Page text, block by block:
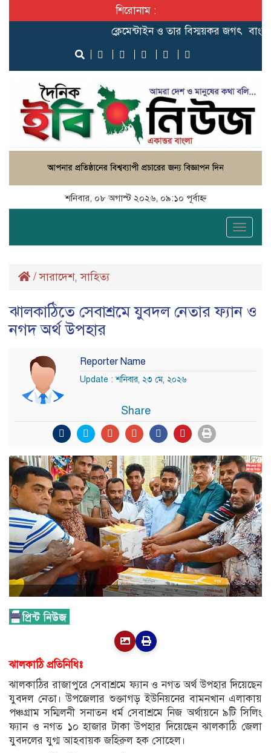
শিরোনাম :
ক্লেমেন্টাইন ও তার বিস্ময়কর জগৎ বাংলাদেশ
শনিবার, ০৮ অগাস্ট ২০২৬, ০৯:১০ পূর্বাহ্ন
Toggle
/সারাদেশ,সাহিত্য
ঝালকাঠিতে সেবাশ্রমে যুবদল নেতার ফ্যান ও
নগদ অর্থ উপহার
Reporter Name
Update : শনিবার, ২৩ মে, ২০২৬
Share
ঝালকাঠি প্রতিনিধিঃ
ঝালকাঠির রাজাপুরে সেবাশ্রমে ফ্যান ও নগত অর্থ উপহার দিয়েছেন
যুবদল নেতা। উপজেলার শুক্তাগড় ইউনিয়নের বামনখান এলাকায়
পঞ্চগ্রাম সম্মিলনী সনাতন ধর্ম সেবাশ্রমে নিজ অর্থায়নে ৯টি সিলিং
ফ্যান ও নগত ১০ হাজার টাকা উপহার দিয়েছেন ঝালকাঠি জেলা
যুবদলের যুগ্ম আহবায়ক জহিরুল হক সোহেল।